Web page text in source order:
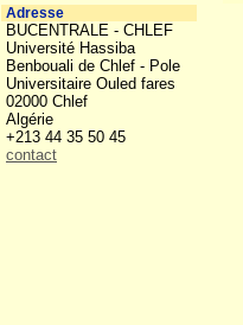
Adresse
BUCENTRALE - CHLEF
Université Hassiba
Benbouali de Chlef - Pole
Universitaire Ouled fares
02000 Chlef
Algérie
+213 44 35 50 45
contact